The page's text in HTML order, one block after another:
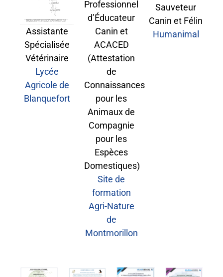
Assistante
Spécialisée
Vétérinaire
Lycée
Agricole de
Blanquefort
Professionnel
d’Éducateur
Canin et
ACACED
(Attestation
de
Connaissances
pour les
Animaux de
Compagnie
pour les
Espèces
Domestiques)
Site de
formation
Agri-Nature
de
Montmorillon
Sauveteur
Canin et Félin
Humanimal